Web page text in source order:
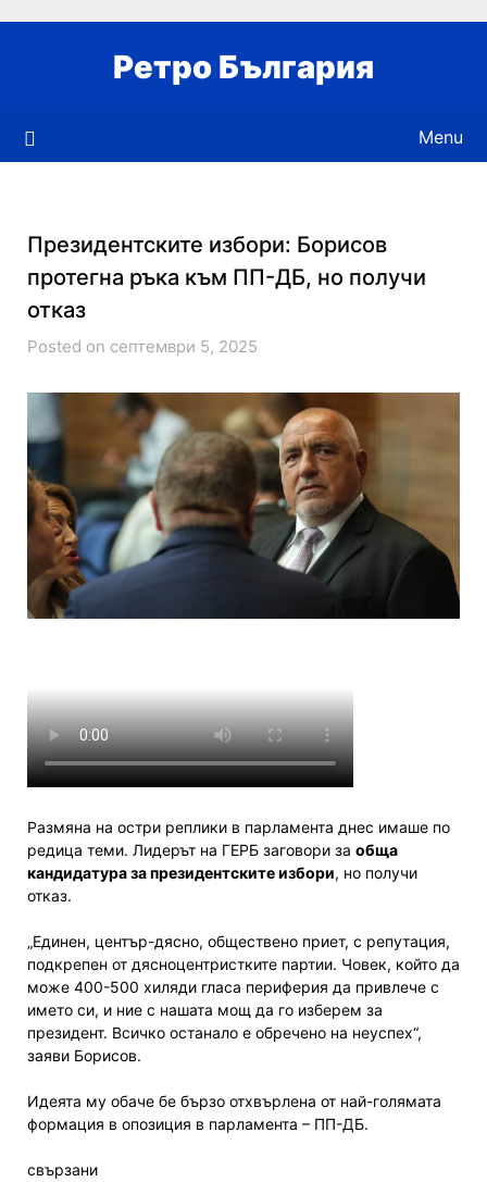
Ретро България
Menu
Президентските избори: Борисов
протегна ръка към ПП-ДБ, но получи
отказ
Posted on септември 5, 2025
Размяна на остри реплики в парламента днес имаше по
редица теми. Лидерът на ГЕРБ заговори за обща
кандидатура за президентските избори, но получи
отказ.
„Единен, център-дясно, обществено приет, с репутация,
подкрепен от дясноцентристките партии. Човек, който да
може 400-500 хиляди гласа периферия да привлече с
името си, и ние с нашата мощ да го изберем за
президент. Всичко останало е обречено на неуспех“,
заяви Борисов.
Идеята му обаче бе бързо отхвърлена от най-голямата
формация в опозиция в парламента – ПП-ДБ.
свързани